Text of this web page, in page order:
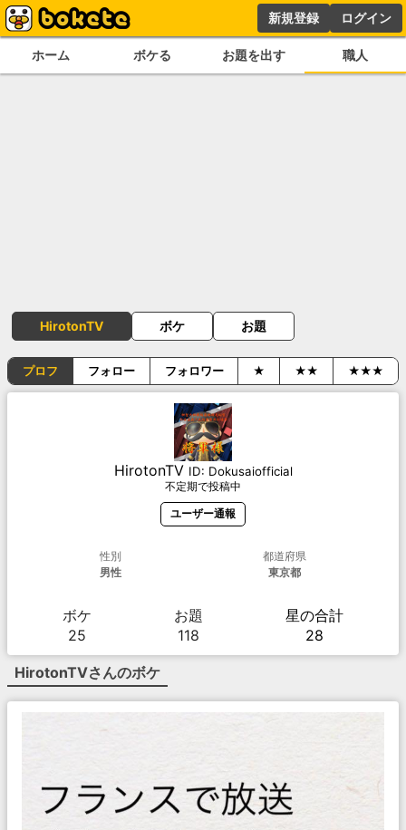
新規登録 ログイン
ホーム ボケる お題を出す 職人
HirotonTV ボケ お題
プロフ フォロー フォロワー ★ ★★ ★★★
HirotonTV ID: Dokusaiofficial
不定期で投稿中
ユーザー通報
性別
男性
都道府県
東京都
ボケ
25
お題
118
星の合計
28
HirotonTVさんのボケ